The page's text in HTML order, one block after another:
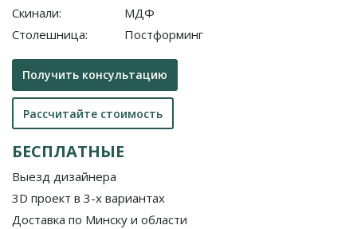
Скинали:
Столешница:
МДФ
Постформинг
Получить консультацию
Рассчитайте стоимость
БЕСПЛАТНЫЕ
Выезд дизайнера
3D проект в 3-х вариантах
Доставка по Минску и области